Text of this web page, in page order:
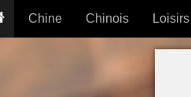
Chine Chinois Loisirs
Prénom